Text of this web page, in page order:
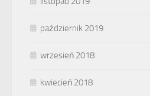
październik 2019
wrzesień 2018
kwiecień 2018